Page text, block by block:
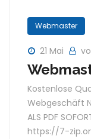
Webmaster
21 Mai
Kostenlose
Webgeschäft
ALS PDF
https://7-